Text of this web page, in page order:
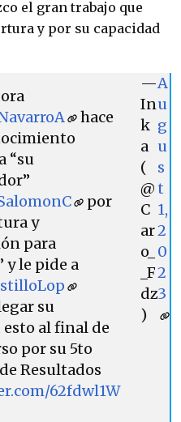
el gran trabajo que
y por su capacidad
hace
“su
por
y
para
y le pide a
su
esto al final de
por su 5to
Resultados
62fdwl1W
—
In
k
a
(
@
C
ar
o_
_F
dz
)
A
u
g
u
s
t
1,
2
0
2
3